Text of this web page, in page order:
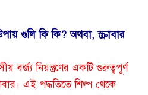
গুলি কি কি? অথবা, স্ক্রাবার
বর্জ্য নিয়ন্ত্রণের একটি গুরুত্বপূর্ণ
এই পদ্ধতিতে শিল্প থেকে